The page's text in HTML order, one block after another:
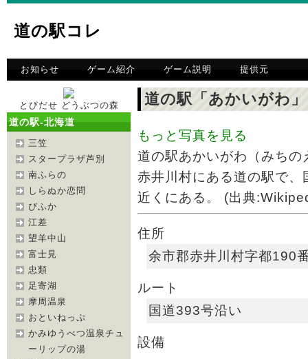
道の駅コレ
お知らせ ゲーム紹介 ゲーム説明 提供元
とびだせ どうぶつの森
道の駅-北海道
三笠
スタープラザ芦別
南ふらの
しらぬか恋問
びふか
江差
望羊中山
富士見
忠類
足寄湖
摩周温泉
おといねっぷ
かみゆうべつ温泉チュ
ーリップの湯
道の駅「あかいがわ」
もっと写真を見る
道の駅あかいがわ（みち
赤井川村にある道の駅で
近くにある。 (出典
住所
余市郡赤井川村字都190
ルート
国道393号沿い
設備